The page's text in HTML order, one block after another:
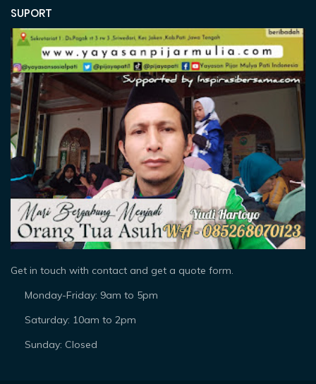
SUPORT
Get in touch with contact and get a quote form.
Monday-Friday: 9am to 5pm
Saturday: 10am to 2pm
Sunday: Closed